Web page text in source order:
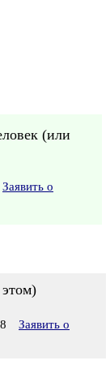
(или
Заявить о
Заявить о